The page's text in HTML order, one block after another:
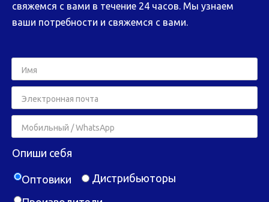
свяжемся с вами в течение 24 часов. Мы узнаем
ваши потребности и свяжемся с вами.
Опиши себя
Оптовики Дистрибьюторы